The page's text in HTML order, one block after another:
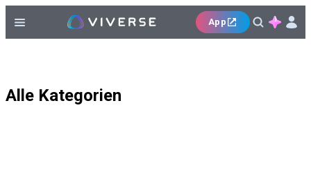
App
Alle Kategorien